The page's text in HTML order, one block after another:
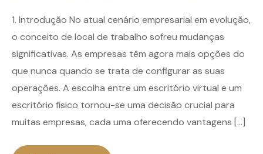
1. Introdução No atual cenário empresarial em evolução,
o conceito de local de trabalho sofreu mudanças
significativas. As empresas têm agora mais opções do
que nunca quando se trata de configurar as suas
operações. A escolha entre um escritório virtual e um
escritório físico tornou-se uma decisão crucial para
muitas empresas, cada uma oferecendo vantagens […]